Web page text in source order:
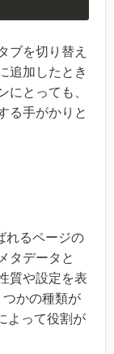
ブを切り替え
追加したとき
にとっても、
る手がかりと
れるページの
タデータと
質や設定を表
かの種類が
よって役割が